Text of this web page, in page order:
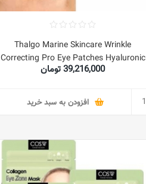
Thalgo Marine Skincare Wrinkle
Correcting Pro Eye Patches Hyaluronic
Acids and Marine Procollagen Eye Eye
39,216,000 تومان
افزودن به سبد خرید